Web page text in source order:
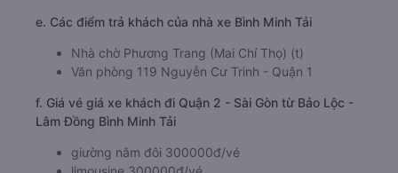
e. Các điểm trả khách của nhà xe Bình Minh Tải
Nhà chờ Phương Trang (Mai Chí Thọ) (t)
Văn phòng 119 Nguyễn Cư Trinh - Quận 1
f. Giá vé giá xe khách đi Quận 2 - Sài Gòn từ Bảo Lộc -
Lâm Đồng Bình Minh Tải
giường nằm đôi 300000đ/vé